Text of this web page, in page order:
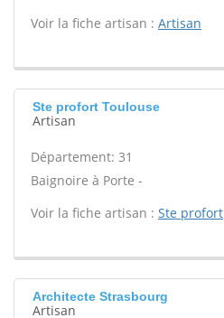
Voir la fiche artisan : Artisan
Ste profort Toulouse
Artisan
Département: 31
Baignoire à Porte -
Voir la fiche artisan : Ste profort
Architecte Strasbourg
Artisan